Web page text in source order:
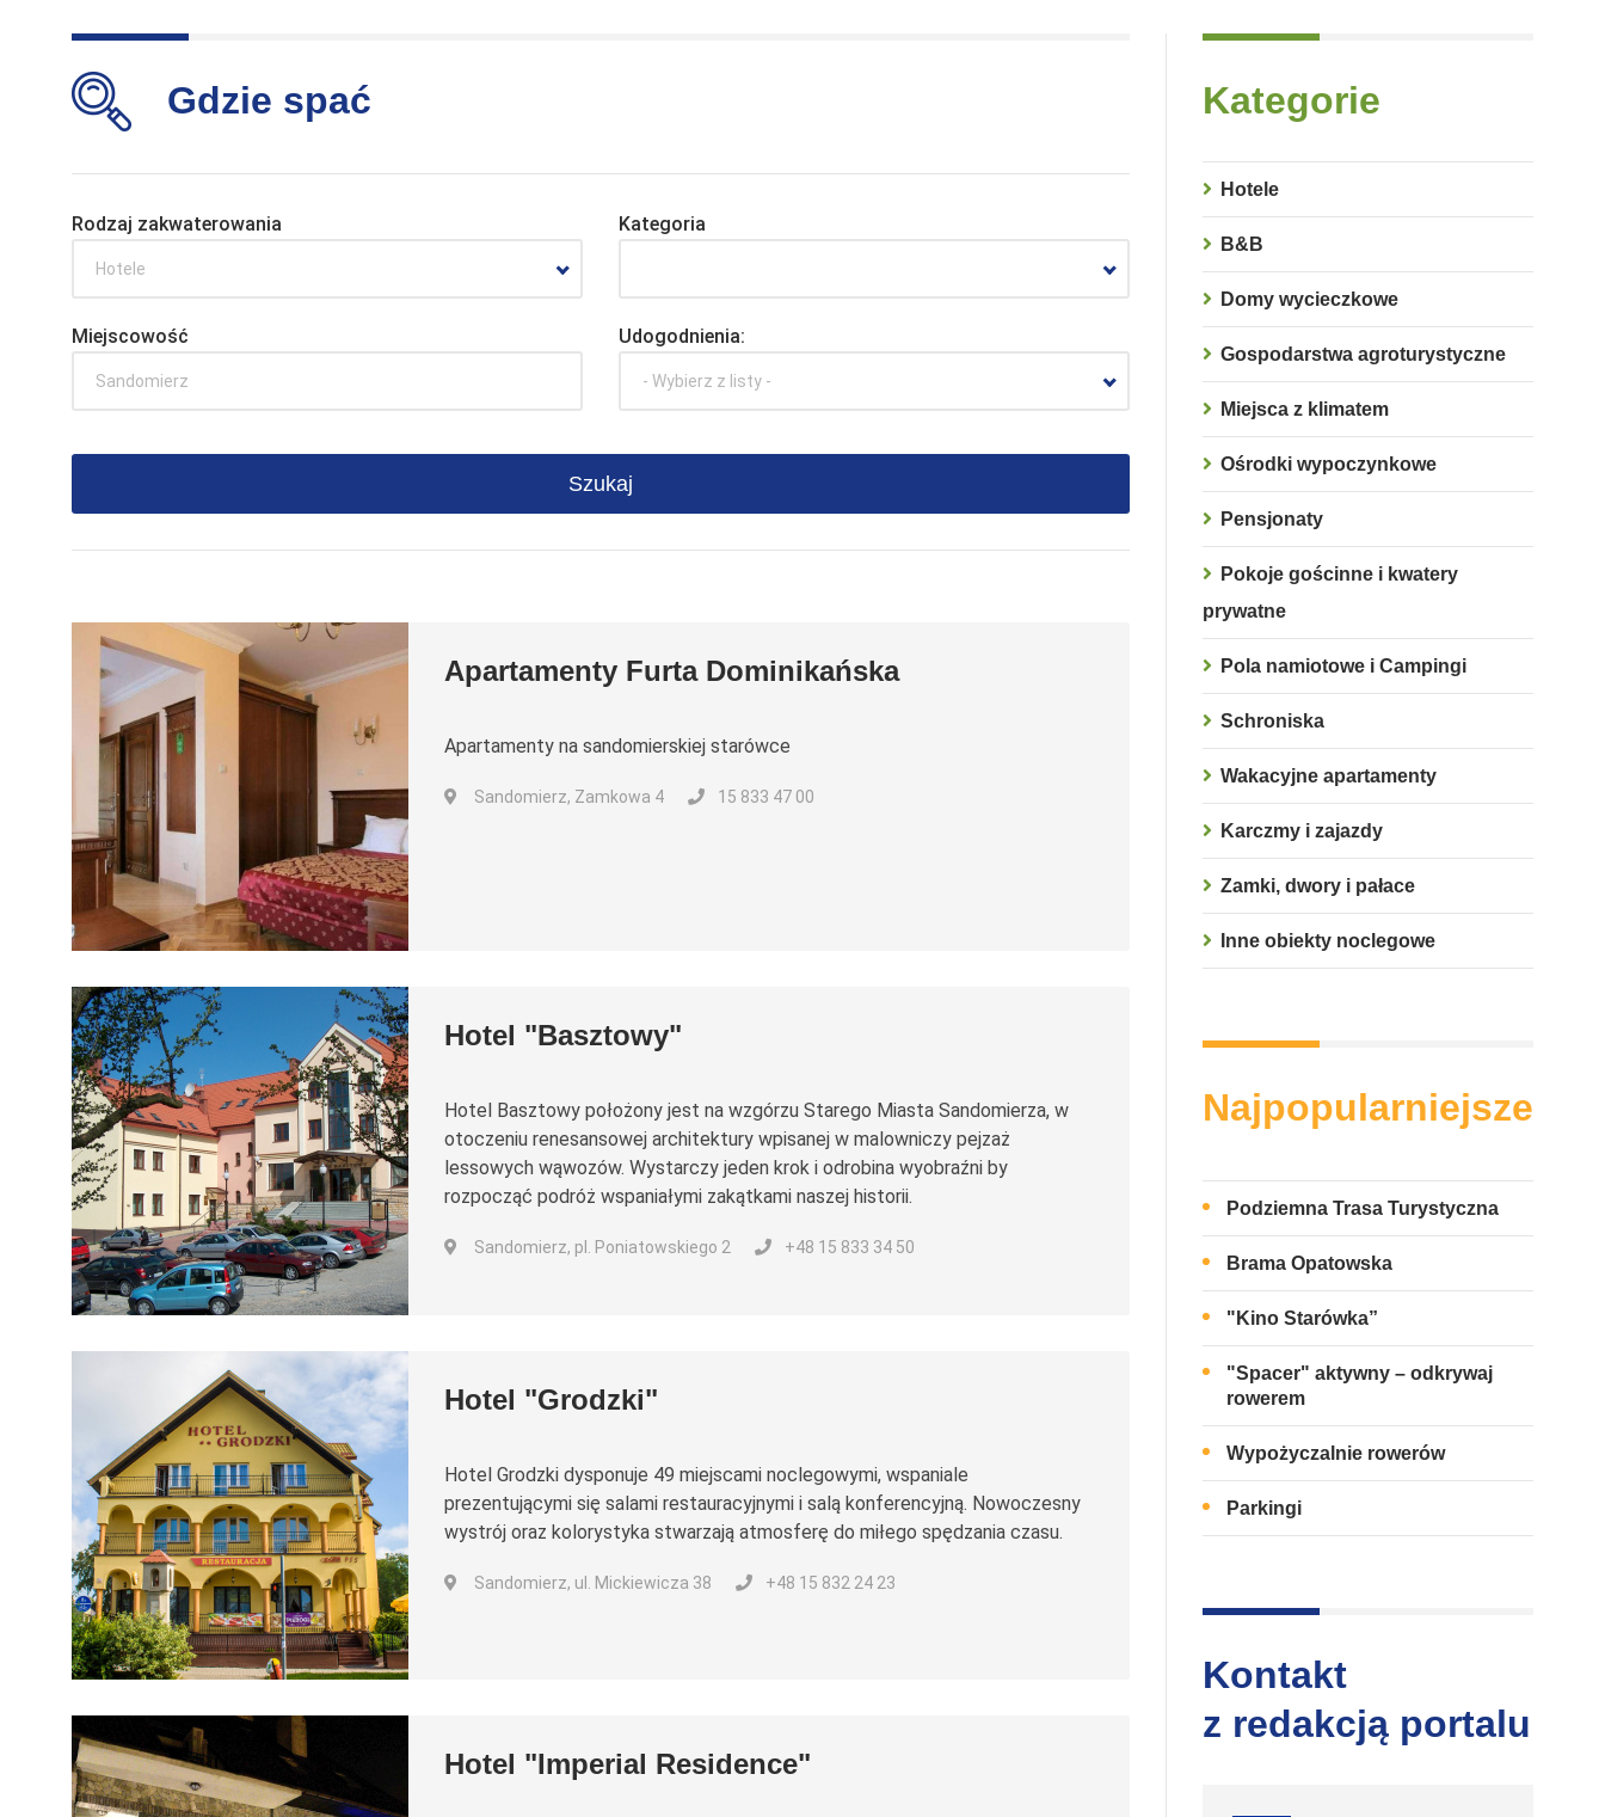
Gdzie spać
Rodzaj zakwaterowania
Hotele
Kategoria
Miejscowość Udogodnienia:
- Wybierz z listy -
Apartamenty Furta Dominikańska
Apartamenty na sandomierskiej starówce
Sandomierz, Zamkowa 4 15 833 47 00
Hotel "Basztowy"
Hotel Basztowy położony jest na wzgórzu Starego Miasta Sandomierza, w
otoczeniu renesansowej architektury wpisanej w malowniczy pejzaż
lessowych wąwozów. Wystarczy jeden krok i odrobina wyobraźni by
rozpocząć podróż wspaniałymi zakątkami naszej historii.
Sandomierz, pl. Poniatowskiego 2 +48 15 833 34 50
Hotel "Grodzki"
Hotel Grodzki dysponuje 49 miejscami noclegowymi, wspaniale
prezentującymi się salami restauracyjnymi i salą konferencyjną. Nowoczesny
wystrój oraz kolorystyka stwarzają atmosferę do miłego spędzania czasu.
Sandomierz, ul. Mickiewicza 38 +48 15 832 24 23
Hotel "Imperial Residence"
Kategorie
Hotele
B&B
Domy wycieczkowe
Gospodarstwa agroturystyczne
Miejsca z klimatem
Ośrodki wypoczynkowe
Pensjonaty
Pokoje gościnne i kwatery
prywatne
Pola namiotowe i Campingi
Schroniska
Wakacyjne apartamenty
Karczmy i zajazdy
Zamki, dwory i pałace
Inne obiekty noclegowe
Najpopularniejsze
Podziemna Trasa Turystyczna
Brama Opatowska
"Kino Starówka”
"Spacer" aktywny – odkrywaj
rowerem
Wypożyczalnie rowerów
Parkingi
Kontakt
z redakcją portalu